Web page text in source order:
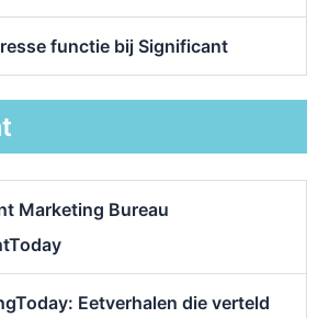
functie bij Significant
Marketing Bureau
Eetverhalen die verteld